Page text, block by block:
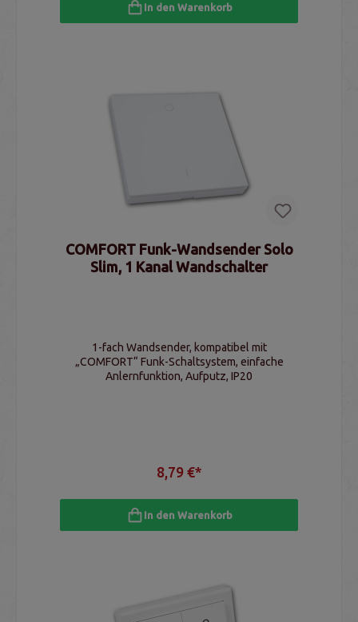
In den Warenkorb
COMFORT Funk-Wandsender Solo
Slim, 1 Kanal Wandschalter
1-fach Wandsender, kompatibel mit
„COMFORT“ Funk-Schaltsystem, einfache
Anlernfunktion, Aufputz, IP20
8,79 €*
In den Warenkorb